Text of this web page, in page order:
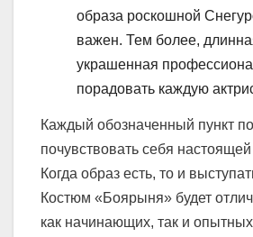
образа роскошной
важен. Тем более,
украшенная
порадовать каждую
Каждый обозначенный пункт
почувствовать себя
Когда образ есть, то и
Костюм «Боярыня» будет
как начинающих, так и